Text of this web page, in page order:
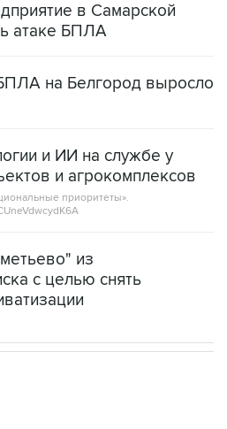
в Самарской
атаке БПЛА
на Белгород выросло
и ИИ на службе у
и агрокомплексов
приоритеты».
из
с целью снять